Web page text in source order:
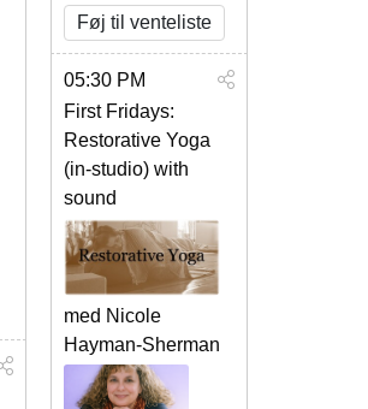
Føj til venteliste
05:30 PM
First Fridays:
Restorative Yoga
(in-studio) with
sound
med Nicole
Hayman-Sherman